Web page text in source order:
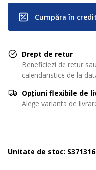
Cumpăra în
Drept de retur
Beneficiezi de retur
calendaristice de la
Opțiuni flexibile de
Alege varianta de
Unitate de stoc: S371316